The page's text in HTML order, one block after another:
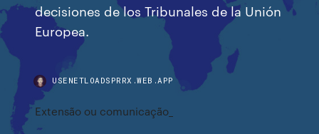
decisiones de los Tribunales de la Unión
Europea.
USENETLOADSPRRX.WEB.APP
Extensão ou comunicação_